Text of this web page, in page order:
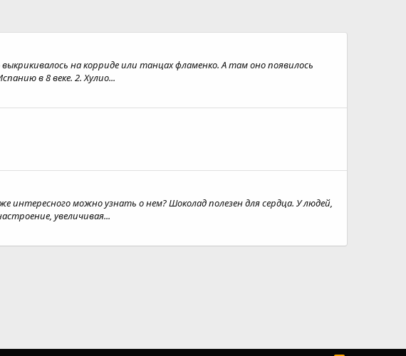
на корриде или танцах фламенко. А там оно появилось
в 8 веке. 2. Хулио...
можно узнать о нем? Шоколад полезен для сердца. У людей,
увеличивая...